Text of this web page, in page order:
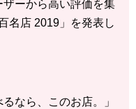
ザーから高い評価を集
名店 2019」を発表し
なら、このお店。」